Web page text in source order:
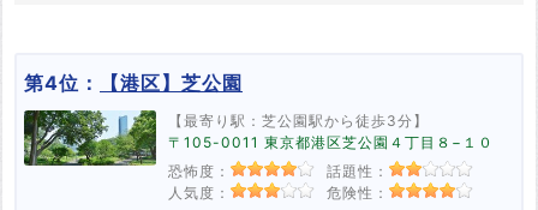
第4位： 【港区】芝公園
【最寄り駅：芝公園駅から徒歩3分】
〒105-0011 東京都港区芝公園４丁目８−１０
恐怖度：
話題性：
人気度：
危険性：